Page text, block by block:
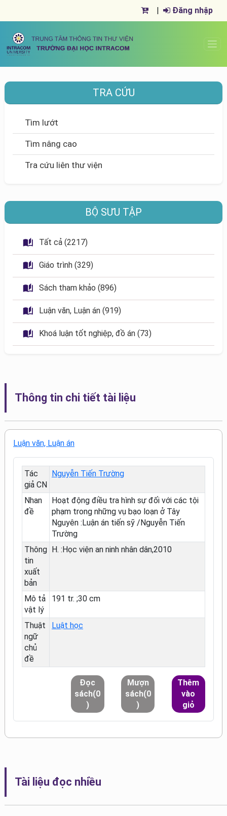
| Đăng nhập
TRA CỨU
Tìm lướt
Tìm nâng cao
Tra cứu liên thư viện
BỘ SƯU TẬP
Tất cả (2217)
Giáo trình (329)
Sách tham khảo (896)
Luận văn, Luận án (919)
Khoá luận tốt nghiệp, đồ án (73)
Thông tin chi tiết tài liệu
Luận văn, Luận án
Tác
giả CN
Nguyễn Tiến Trường
Nhan
đề
Hoạt động điều tra hình sự đối với các tội
phạm trong những vụ bạo loạn ở Tây
Nguyên :Luận án tiến sỹ /Nguyễn Tiến
Trường
Thông
tin
xuất
bản
H. :Học viện an ninh nhân dân,2010
Mô tả
vật lý
191 tr. ;30 cm
Thuật
ngữ
chủ
đề
Luật học
Đọc
sách(0
)
Mượn
sách(0
)
Thêm
vào
giỏ
Tài liệu đọc nhiều